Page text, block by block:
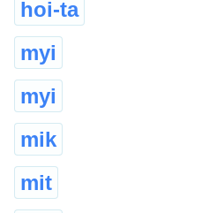
hoi-ta
myi
myi
mik
mit